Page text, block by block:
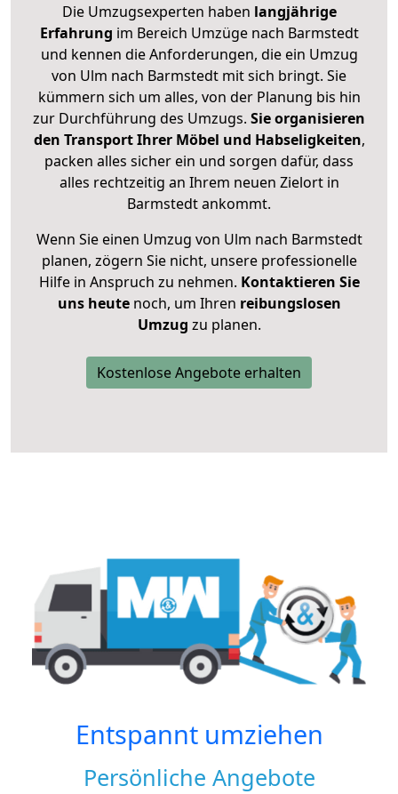
Die Umzugsexperten haben langjährige
Erfahrung im Bereich Umzüge nach Barmstedt
und kennen die Anforderungen, die ein Umzug
von Ulm nach Barmstedt mit sich bringt. Sie
kümmern sich um alles, von der Planung bis hin
zur Durchführung des Umzugs. Sie organisieren
den Transport Ihrer Möbel und Habseligkeiten,
packen alles sicher ein und sorgen dafür, dass
alles rechtzeitig an Ihrem neuen Zielort in
Barmstedt ankommt.
Wenn Sie einen Umzug von Ulm nach Barmstedt
planen, zögern Sie nicht, unsere professionelle
Hilfe in Anspruch zu nehmen. Kontaktieren Sie
uns heutenoch, um Ihren reibungslosen
Umzug zu planen.
Kostenlose Angebote erhalten
Entspannt umziehen
Persönliche Angebote